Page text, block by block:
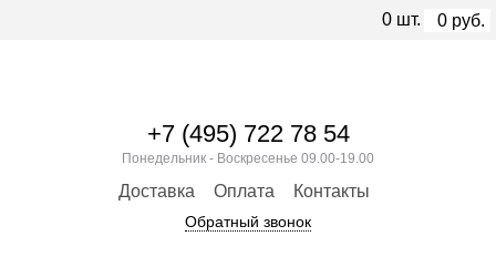
+7 (495) 722 78 54
Понедельник - Воскресенье 09.00-19.00
Доставка Оплата Контакты
Обратный звонок
0 шт. 0 руб.